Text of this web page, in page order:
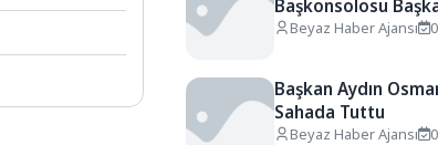
Başkonsolosu
Özdemir’i ziyaret
Beyaz Haber Ajansı
Başkan Aydın
Sahada Tuttu
Beyaz Haber Ajansı